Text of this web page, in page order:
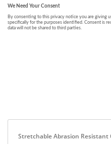
Stretchable Abrasion Resistant